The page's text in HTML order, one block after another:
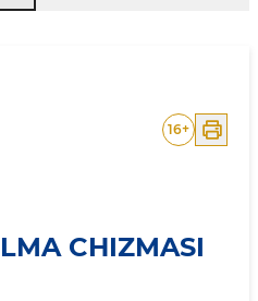
16+
CHIZMASI